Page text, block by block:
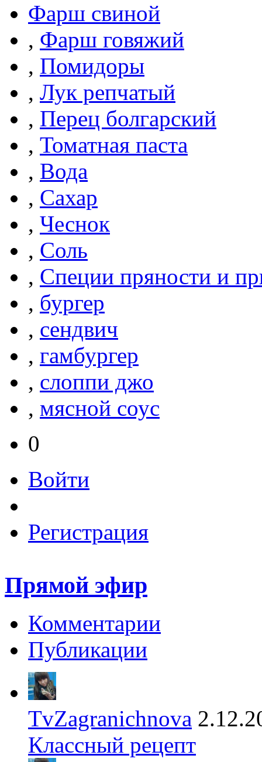
Фарш свиной
, Фарш говяжий
, Помидоры
, Лук репчатый
, Перец болгарский
, Томатная паста
, Вода
, Сахар
, Чеснок
, Соль
, Специи пряности и
, бургер
, сендвич
, гамбургер
, слоппи джо
, мясной соус
0
Войти
Регистрация
Прямой эфир
Комментарии
Публикации
TvZagranichnova
Классный рецепт